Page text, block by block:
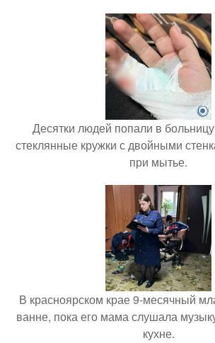
Десятки людей попали в
стеклянные кружки с двойными
при мытье.
В красноярском крае 9-месячный
ванне, пока его мама слушала
кухне.